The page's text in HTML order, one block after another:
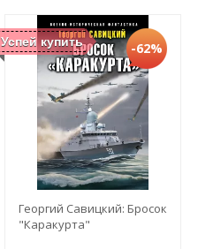
Успей купить -62%
Георгий Савицкий: Бросок
"Каракурта"